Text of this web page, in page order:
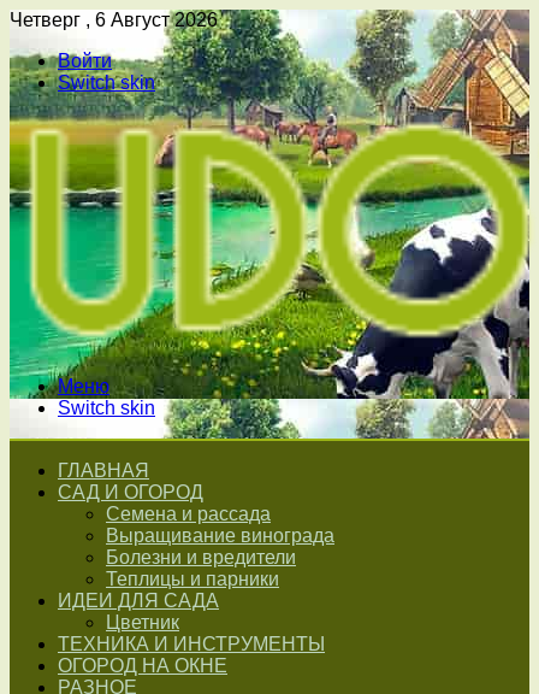
Четверг , 6 Август 2026
Войти
Switch skin
Меню
Switch skin
ГЛАВНАЯ
САД И ОГОРОД
Семена и рассада
Выращивание винограда
Болезни и вредители
Теплицы и парники
ИДЕИ ДЛЯ САДА
Цветник
ТЕХНИКА И ИНСТРУМЕНТЫ
ОГОРОД НА ОКНЕ
РАЗНОЕ